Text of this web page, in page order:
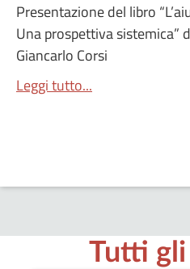
Presentazione del libro
Una prospettiva sistemica”
Giancarlo Corsi
Leggi tutto...
Tutti